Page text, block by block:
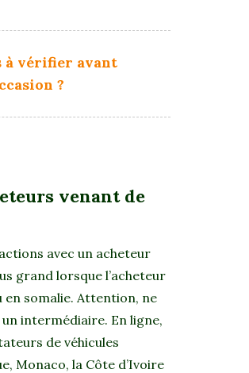
à vérifier avant
?
venant de
avec un acheteur
grand lorsque l’acheteur
en somalie. Attention, ne
intermédiaire. En ligne,
de véhicules
Monaco, la Côte d’Ivoire